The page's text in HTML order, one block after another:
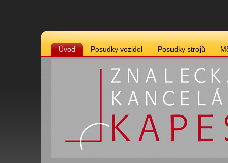
Úvod Posudky vozidel Posudky strojů